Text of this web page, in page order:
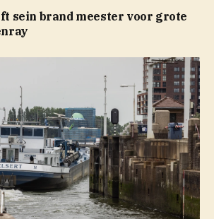
sein brand meester voor grote